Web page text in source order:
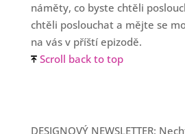
náměty, co byste chtěli
chtěli poslouchat a mějte se
na vás v příští epizodě.
Scroll back to top
DESIGNOVÝ NEWSLETTER: